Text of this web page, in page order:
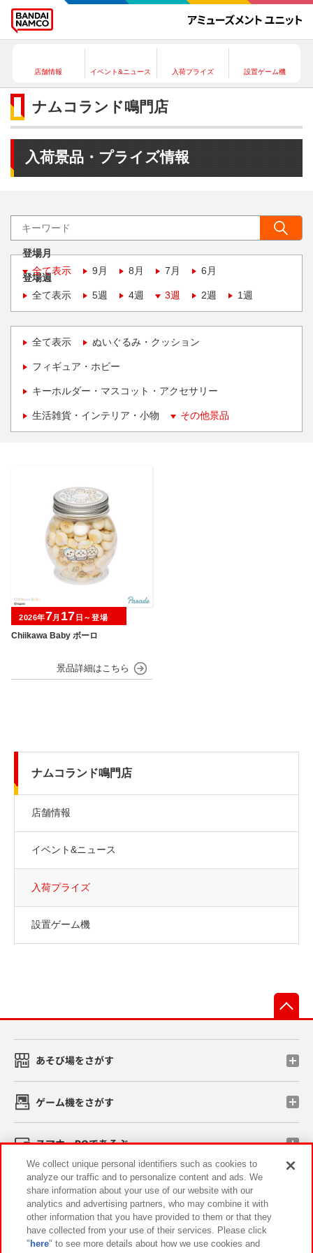
店舗情報 イベント&ニュース 入荷プライズ 設置ゲーム機
ナムコランド鳴門店
入荷景品・プライズ情報
登場月
全て表示
9月 8月 7月 6月
登場週
全て表示
5週 4週 3週 2週 1週
全て表示 ぬいぐるみ・クッション
フィギュア・ホビー
キーホルダー・マスコット・アクセサリー
生活雑貨・インテリア・小物 その他景品
Chiikawa Baby ボーロ
2026年7月 17 日～登場
ナムコランド鳴門店
店舗情報
イベント&ニュース
入荷プライズ
設置ゲーム機
あそび場をさがす
ゲーム機をさがす
スマホ・PCであそぶ
イベント・キャンペーン
We collect unique personal identifiers such as cookies to
analyze our traffic and to personalize content and ads. We
share information about your use of our website with our
analytics and advertising partners, who may combine it with
other information that you have provided to them or that they
have collected from your use of their services. Please click
" here" to see more details about how we use cookies and